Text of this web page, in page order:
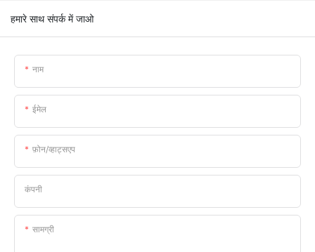
हमारे साथ संपर्क में जाओ
नाम
ईमेल
फ़ोन/व्हाट्सएप
कंपनी
सामग्री